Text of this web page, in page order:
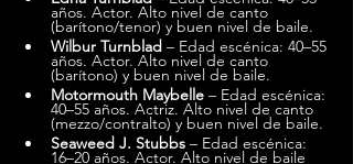
años. Actor. Alto nivel de canto
(barítono/tenor) y buen nivel de baile.
Wilbur Turnblad – Edad escénica: 40–55
años. Actor. Alto nivel de canto
(barítono) y buen nivel de baile.
Motormouth Maybelle – Edad escénica:
40–55 años. Actriz. Alto nivel de canto
(mezzo/contralto) y buen nivel de baile.
Seaweed J. Stubbs – Edad escénica:
16–20 años. Actor. Alto nivel de baile